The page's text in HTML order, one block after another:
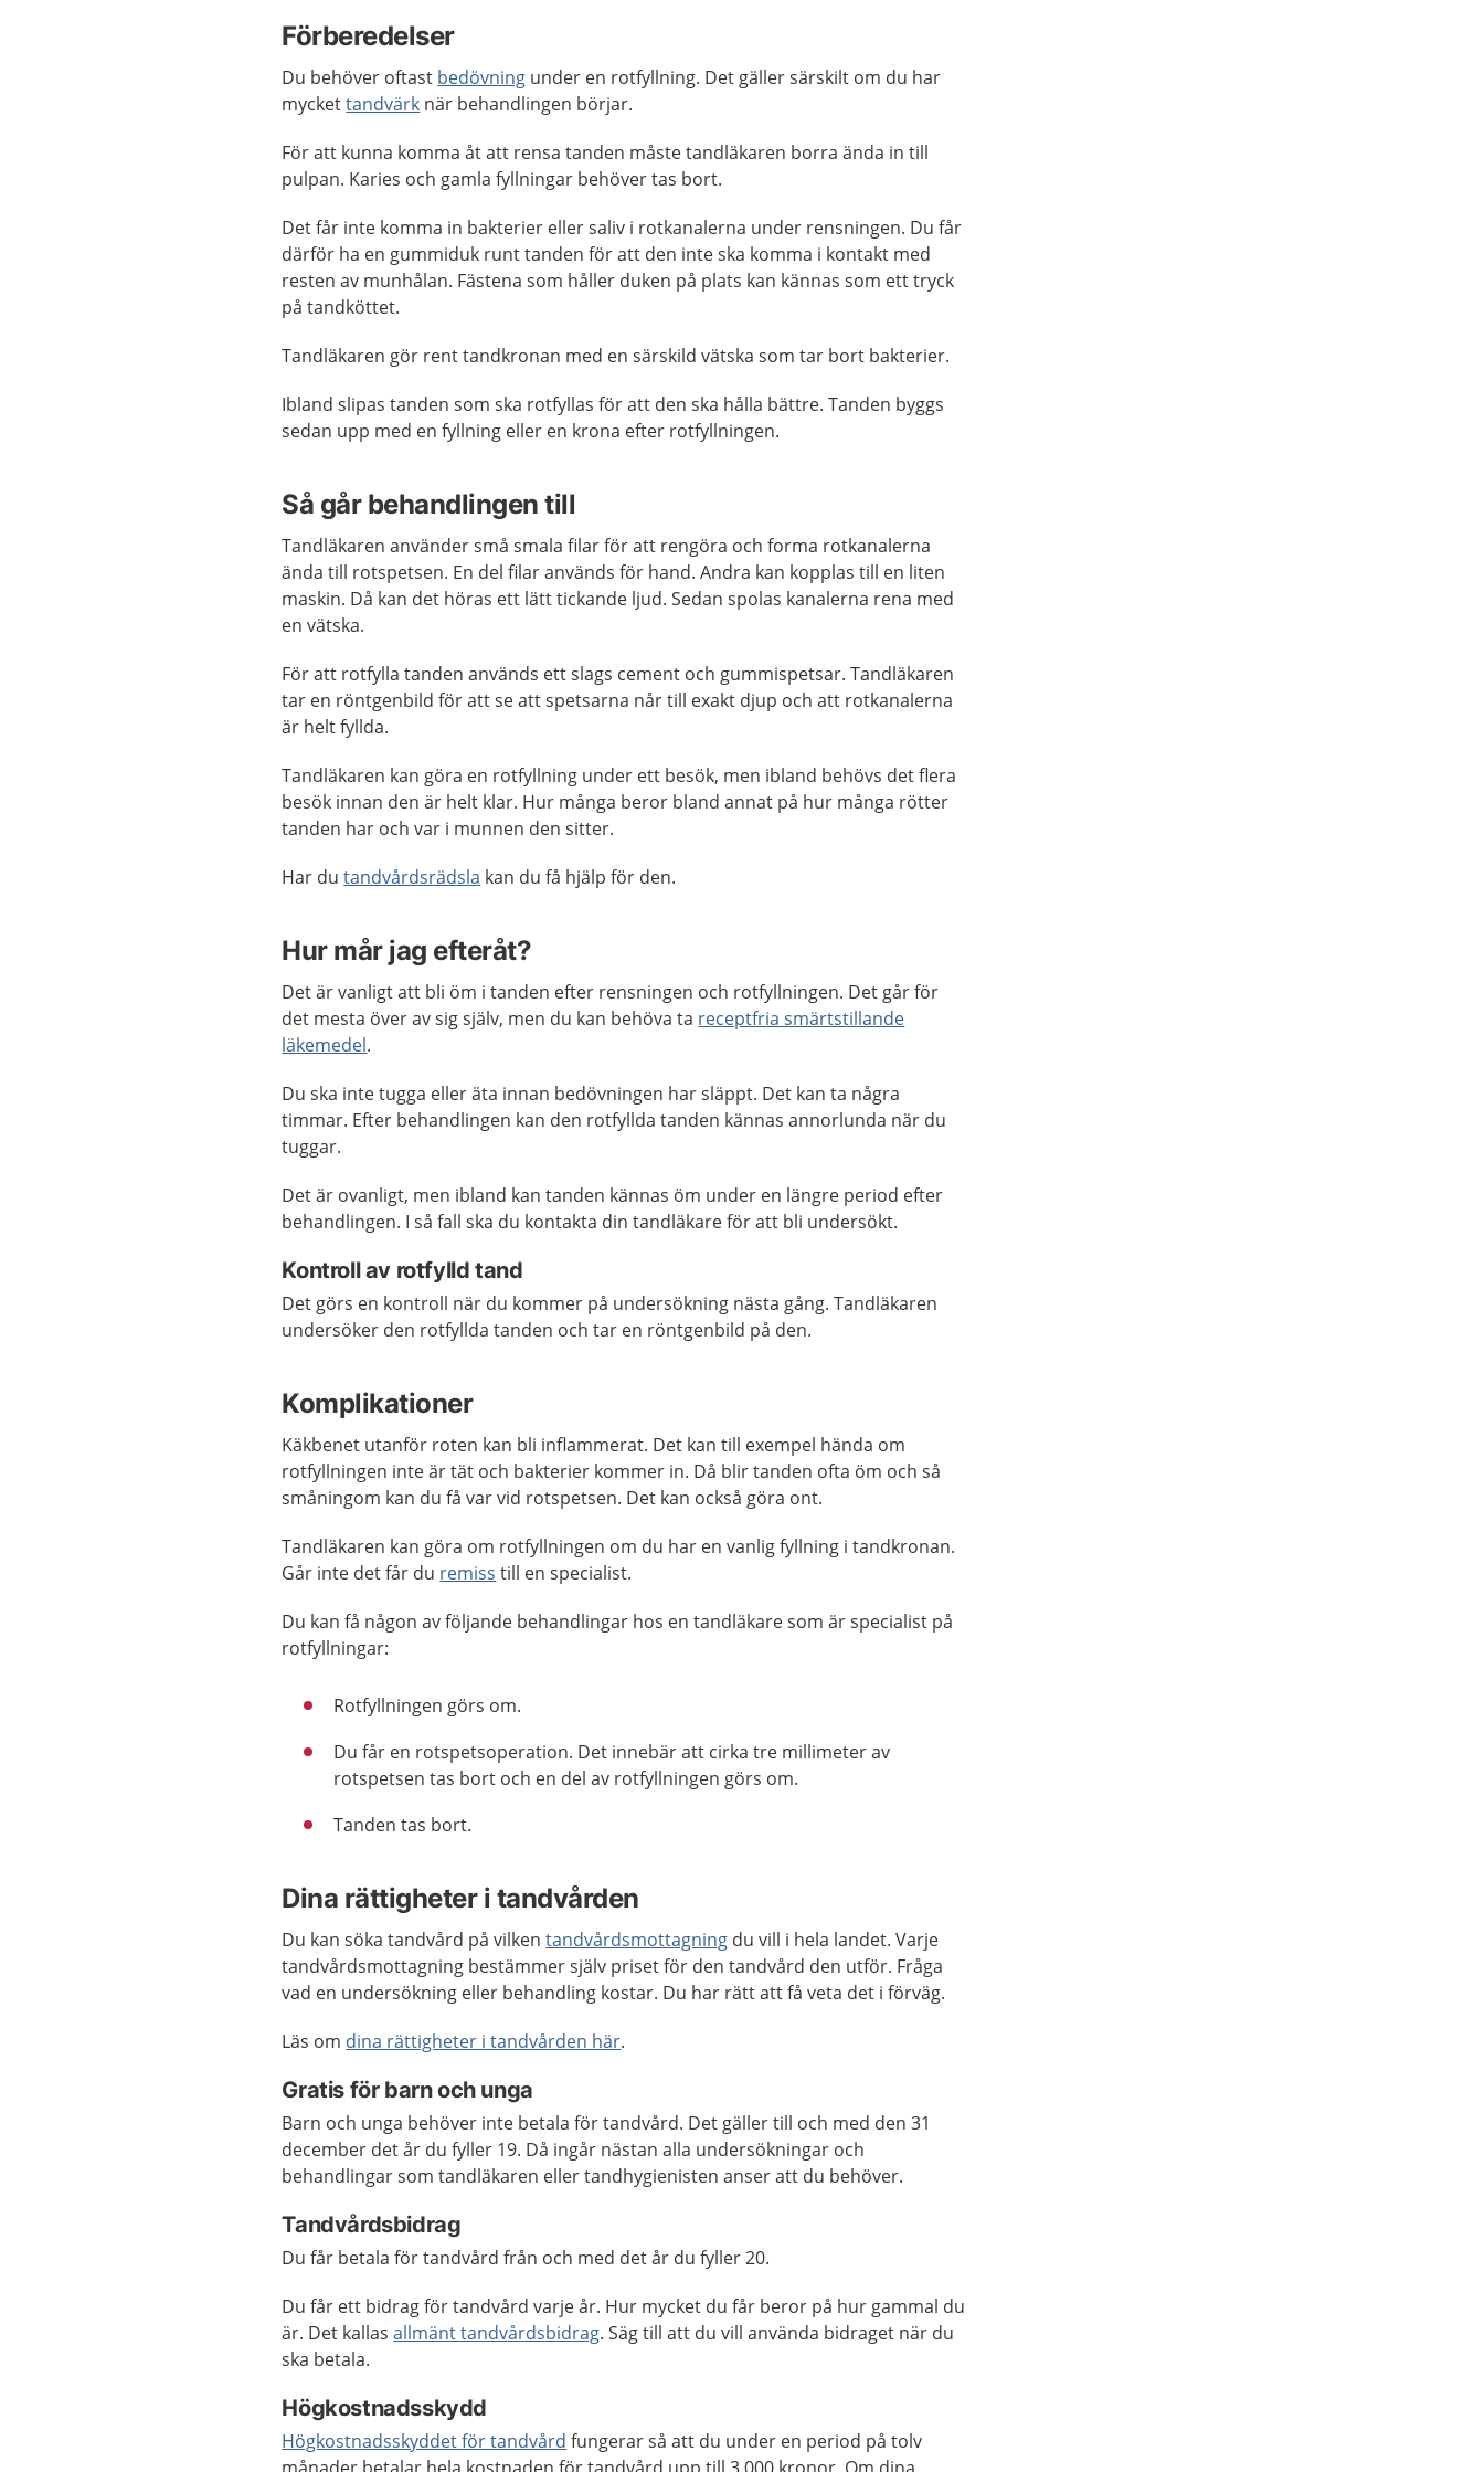
Förberedelser
Du behöver oftast bedövning under en rotfyllning. Det gäller särskilt om du har
myckettandvärk när behandlingen börjar.
För att kunna komma åt att rensa tanden måste tandläkaren borra ända in till
pulpan. Karies och gamla fyllningar behöver tas bort.
Det får inte komma in bakterier eller saliv i rotkanalerna under rensningen. Du får
därför ha en gummiduk runt tanden för att den inte ska komma i kontakt med
resten av munhålan. Fästena som håller duken på plats kan kännas som ett tryck
på tandköttet.
Tandläkaren gör rent tandkronan med en särskild vätska som tar bort bakterier.
Ibland slipas tanden som ska rotfyllas för att den ska hålla bättre. Tanden byggs
sedan upp med en fyllning eller en krona efter rotfyllningen.
Så går behandlingen till
Tandläkaren använder små smala filar för att rengöra och forma rotkanalerna
ända till rotspetsen. En del filar används för hand. Andra kan kopplas till en liten
maskin. Då kan det höras ett lätt tickande ljud. Sedan spolas kanalerna rena med
en vätska.
För att rotfylla tanden används ett slags cement och gummispetsar. Tandläkaren
tar en röntgenbild för att se att spetsarna når till exakt djup och att rotkanalerna
är helt fyllda.
Tandläkaren kan göra en rotfyllning under ett besök, men ibland behövs det flera
besök innan den är helt klar. Hur många beror bland annat på hur många rötter
tanden har och var i munnen den sitter.
Har dutandvårdsrädsla kan du få hjälp för den.
Hur mår jag efteråt?
Det är vanligt att bli öm i tanden efter rensningen och rotfyllningen. Det går för
det mesta över av sig själv, men du kan behöva ta receptfria smärtstillande
läkemedel.
Du ska inte tugga eller äta innan bedövningen har släppt. Det kan ta några
timmar. Efter behandlingen kan den rotfyllda tanden kännas annorlunda när du
tuggar.
Det är ovanligt, men ibland kan tanden kännas öm under en längre period efter
behandlingen. I så fall ska du kontakta din tandläkare för att bli undersökt.
Kontroll av rotfylld tand
Det görs en kontroll när du kommer på undersökning nästa gång. Tandläkaren
undersöker den rotfyllda tanden och tar en röntgenbild på den.
Komplikationer
Käkbenet utanför roten kan bli inflammerat. Det kan till exempel hända om
rotfyllningen inte är tät och bakterier kommer in. Då blir tanden ofta öm och så
småningom kan du få var vid rotspetsen. Det kan också göra ont.
Tandläkaren kan göra om rotfyllningen om du har en vanlig fyllning i tandkronan.
Går inte det får du remiss till en specialist.
Du kan få någon av följande behandlingar hos en tandläkare som är specialist på
rotfyllningar:
Rotfyllningen görs om.
Du får en rotspetsoperation. Det innebär att cirka tre millimeter av
rotspetsen tas bort och en del av rotfyllningen görs om.
Tanden tas bort.
Dina rättigheter i tandvården
Du kan söka tandvård på vilkentandvårdsmottagning du vill i hela landet. Varje
tandvårdsmottagning bestämmer själv priset för den tandvård den utför. Fråga
vad en undersökning eller behandling kostar. Du har rätt att få veta det i förväg.
Läs om dina rättigheter i tandvården här.
Gratis för barn och unga
Barn och unga behöver inte betala för tandvård. Det gäller till och med den 31
december det år du fyller 19. Då ingår nästan alla undersökningar och
behandlingar som tandläkaren eller tandhygienisten anser att du behöver.
Tandvårdsbidrag
Du får betala för tandvård från och med det år du fyller 20.
Du får ett bidrag för tandvård varje år. Hur mycket du får beror på hur gammal du
är. Det kallasallmänt tandvårdsbidrag. Säg till att du vill använda bidraget när du
ska betala.
Högkostnadsskydd
Högkostnadsskyddet för tandvård fungerar så att du under en period på tolv